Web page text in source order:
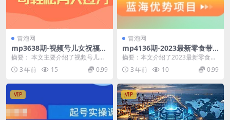
冒泡网
mp3638期-视频号儿女祝福的
新玩法，几分钟制作一条视
频，单个作品很容易上万播
放，可轻松月入过万(视频号儿
视频，实现月入过万)
摘要： 本文主要介绍了视频号儿女
祝福的新玩法，该玩法解决了剪映
配音素材少的问题，...
3 年前 15 0.99
冒泡网
mp4136期-2023最新零食带
货新玩法，5分钟一条伪原创
视频，新手小白也能轻松月入
3000+【揭秘】(2023最新零
月入3000+)
摘要：本文介绍了2023最新零食带
货新玩法，通过5分钟一条伪原创视
频的方式，让新...
3 年前 10 0.99
VIP VIP